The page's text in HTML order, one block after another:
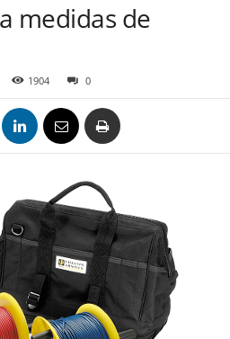
medidas de
1904 0